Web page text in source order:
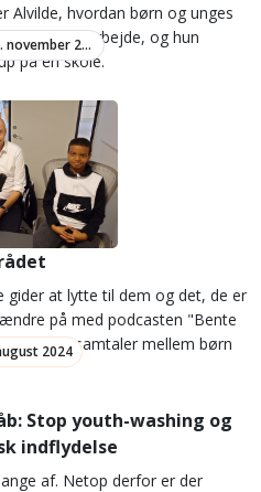
Alvilde, hvordan børn og unges
arbejde, og hun
på en skole.
21. november 2024
gider at lytte til dem og det, de er
på med podcasten "Bente
unikke samtaler mellem børn
2024
Stop youth-washing og
indflydelse
af. Netop derfor er der